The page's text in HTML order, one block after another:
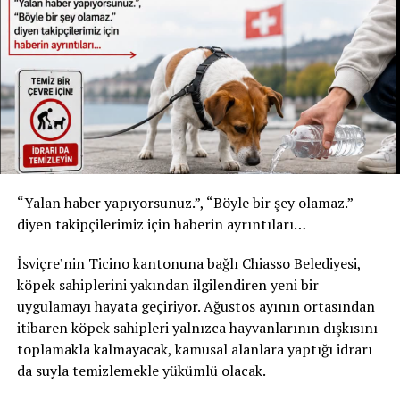
* Kızılay Doğal Maden Suyu
* Şişe: 200 ml
* Son tüketim tarihi: 31 Temmuz 2027
* Kızılay Elma Aromalı Gazlı İçecek
* Şişe: 200 ml
* Son tüketim tarihi: 20 Şubat 2027
ürünlerin geri çağırma kapsamında olduğunu belirtti.
Akar Swiss AG, tüketicilerden belirtilen ürünleri
kesinlikle tüketmemelerini istedi. Geri çağırma
kapsamındaki içecekler, satın alma fişi ibraz edilmeden
satın alındıkları market veya satış noktasına teslim
edilebilecek. Ürün bedeli tüketicilere tam olarak iade
“Yalan haber yapıyorsunuz.”, “Böyle bir şey olamaz.”
diyen takipçilerimiz için haberin ayrıntıları…
İsviçre’nin Ticino kantonuna bağlı Chiasso Belediyesi,
köpek sahiplerini yakından ilgilendiren yeni bir
uygulamayı hayata geçiriyor. Ağustos ayının ortasından
itibaren köpek sahipleri yalnızca hayvanlarının dışkısını
toplamakla kalmayacak, kamusal alanlara yaptığı idrarı
da suyla temizlemekle yükümlü olacak.